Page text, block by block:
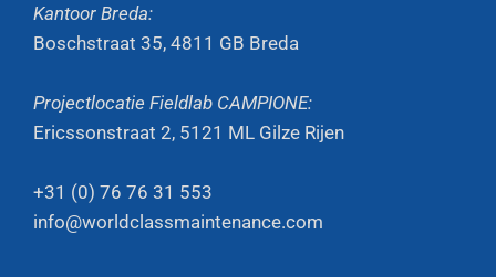
Kantoor Breda:
Boschstraat 35, 4811 GB Breda
Projectlocatie Fieldlab CAMPIONE:
Ericssonstraat 2, 5121 ML Gilze Rijen
+31 (0) 76 76 31 553
info@worldclassmaintenance.com